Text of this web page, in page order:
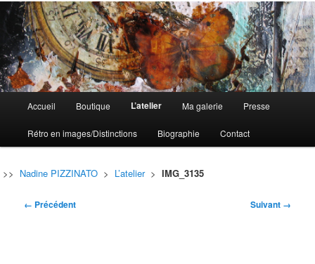
principal
Aller
au
contenu
principal
Aller
au
contenu
secondaire
Accueil Boutique L’atelier Ma galerie Presse
Rétro en images/Distinctions Biographie Contact
>> Nadine PIZZINATO > L’atelier> IMG_3135
Navigation
← Précédent Suivant →